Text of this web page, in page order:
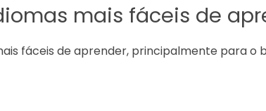
mais fáceis de
fáceis de aprender, principalmente para o